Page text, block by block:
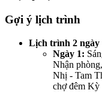
Gợi ý lịch trình
Lịch trình 2 ngày
Ngày 1:
Nhận
Nhị - Tam
chợ đêm Kỳ